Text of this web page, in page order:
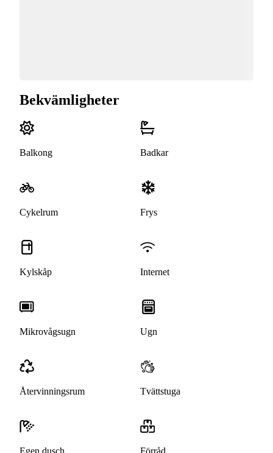
Bekvämligheter
Balkong Badkar
Cykelrum Frys
Kylskåp Internet
Mikrovågsugn Ugn
Återvinningsrum Tvättstuga